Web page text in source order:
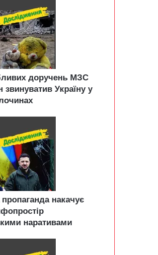
доручень МЗС
Україну у
накачує
наративами